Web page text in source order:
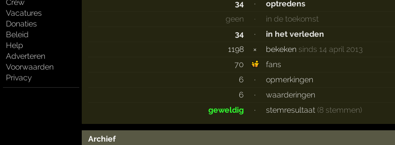
Crew
Vacatures
Donaties
Beleid
Help
Adverteren
Voorwaarden
Privacy
34 ·
optredens
geen
·
in de toekomst
34
·
in het verleden
1198
× bekeken sinds 14 april 2013
70
fans
6
·
opmerkingen
6
·
waarderingen
geweldig
· stemresultaat (8 stemmen)
Archief